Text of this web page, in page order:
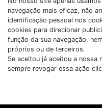
navegação mais eficaz, não
identificação pessoal nos
cookies para direcionar
função da sua navegação,
próprios ou de terceiros.
Se aceitou já aceitou a nossa
sempre revogar essa ação